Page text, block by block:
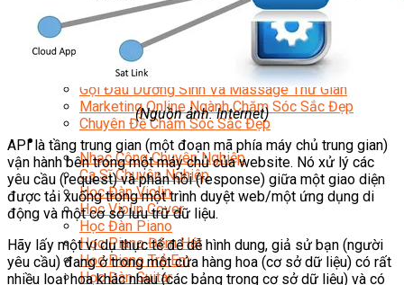
Kỹ Thuật Nhuộm – Uốn – Duỗi
Nail Salon Định Cư
Kinh Doanh Nail Box
Train The Trainer – Chuyên Ngành Nail
Chăm Sóc Mẹ Và Bé
Gội Đầu Dưỡng Sinh Và Massage Thư Giãn
Marketing Online Ngành Chăm Sóc Sắc Đẹp
Chuyên Đề Chăm Sóc Sắc Đẹp
Âm Nhạc
Nhạc Công Chuyên Nghiệp
Ca Sĩ Chuyên Nghiệp
Học Đàn Violin
Học Violin Cover
Học Đàn Piano
Học Piano Đệm Hát
Học Piano Trẻ Em
Học Đàn Guitar
(Nguồn ảnh: Internet)
API là tầng trung gian (một đoạn mã phía máy chủ trung gian)
vận hành bên trong một máy chủ của website. Nó xử lý các
yêu cầu (request) và phản hồi (response) giữa một giao diện
được tải xuống trong một trình duyệt web/một ứng dụng di
động và một cơ sở lưu trữ dữ liệu.
Hãy lấy một ví dụ thực tế để dễ hình dung, giả sử bạn (người
yêu cầu) đang ở trong một cửa hàng hoa (cơ sở dữ liệu) có rất
nhiều loại hoa khác nhau (các bảng trong cơ sở dữ liệu) và có